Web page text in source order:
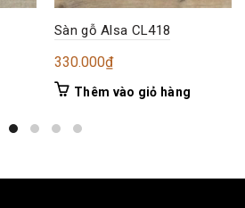
Sàn gỗ Alsa CL418
330.000₫
Thêm vào giỏ hàng